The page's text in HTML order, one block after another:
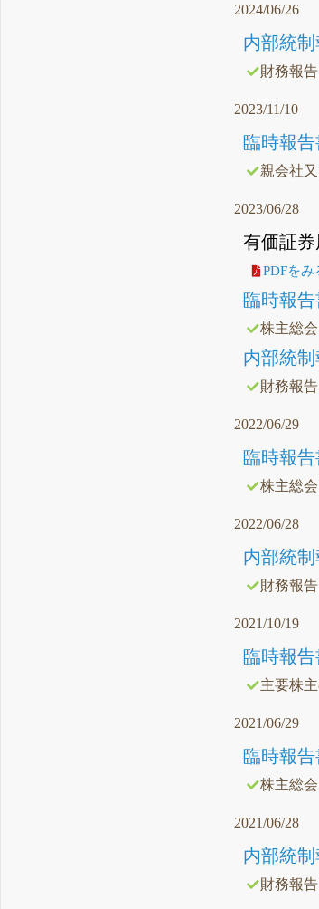
2024/06/26
内部統制
財務報
2023/11/10
臨時報告
親会社
2023/06/28
有価証券
PDFをみ
臨時報告
株主総
内部統制
財務報
2022/06/29
臨時報告
株主総
2022/06/28
内部統制
財務報
2021/10/19
臨時報告
主要株
2021/06/29
臨時報告
株主総
2021/06/28
内部統制
財務報